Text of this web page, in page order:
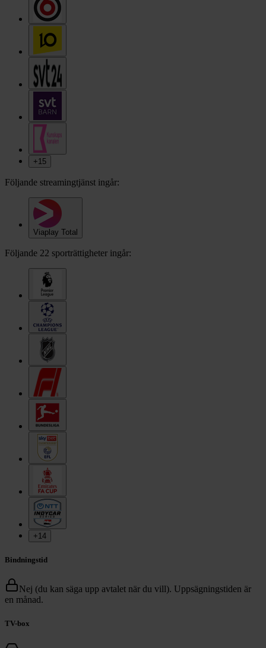
+15
Följande streamingtjänst ingår:
Viaplay Total
Följande 22 sporträttigheter ingår:
+14
Bindningstid
Nej (du kan säga upp avtalet när du vill). Uppsägningstiden är
en månad.
TV-box